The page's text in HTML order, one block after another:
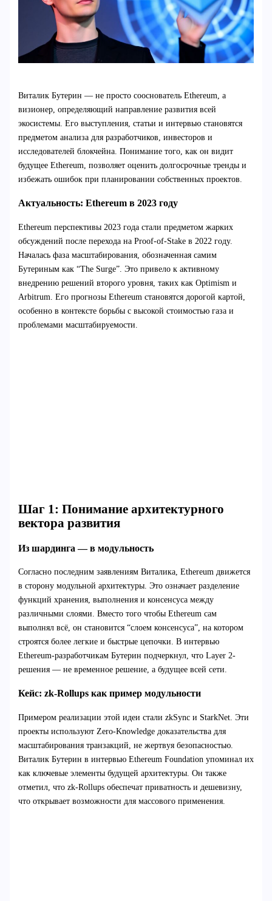
Виталик Бутерин — не просто сооснователь Ethereum, а
визионер, определяющий направление развития всей
экосистемы. Его выступления, статьи и интервью становятся
предметом анализа для разработчиков, инвесторов и
исследователей блокчейна. Понимание того, как он видит
будущее Ethereum, позволяет оценить долгосрочные тренды и
избежать ошибок при планировании собственных проектов.
Актуальность: Ethereum в 2023 году
Ethereum перспективы 2023 года стали предметом жарких
обсуждений после перехода на Proof-of-Stake в 2022 году.
Началась фаза масштабирования, обозначенная самим
Бутериным как “The Surge”. Это привело к активному
внедрению решений второго уровня, таких как Optimism и
Arbitrum. Его прогнозы Ethereum становятся дорогой картой,
особенно в контексте борьбы с высокой стоимостью газа и
проблемами масштабируемости.
Шаг 1: Понимание архитектурного
вектора развития
Из шардинга — в модульность
Согласно последним заявлениям Виталика, Ethereum движется
в сторону модульной архитектуры. Это означает разделение
функций хранения, выполнения и консенсуса между
различными слоями. Вместо того чтобы Ethereum сам
выполнял всё, он становится “слоем консенсуса”, на котором
строятся более легкие и быстрые цепочки. В интервью
Ethereum-разработчикам Бутерин подчеркнул, что Layer 2-
решения — не временное решение, а будущее всей сети.
Кейс: zk-Rollups как пример модульности
Примером реализации этой идеи стали zkSync и StarkNet. Эти
проекты используют Zero-Knowledge доказательства для
масштабирования транзакций, не жертвуя безопасностью.
Виталик Бутерин в интервью Ethereum Foundation упоминал их
как ключевые элементы будущей архитектуры. Он также
отметил, что zk-Rollups обеспечат приватность и дешевизну,
что открывает возможности для массового применения.